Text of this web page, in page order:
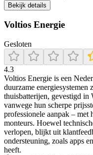
Bekijk details
Voltios Energie
Gesloten
4.3
Voltios Energie is een
duurzame
thuisbatterijen, gevestigd in
vanwege hun scherpe
professionele aanpak – met
monteurs. Hoewel
verlopen, blijkt uit
ondersteuning, zoals apps
heeft.